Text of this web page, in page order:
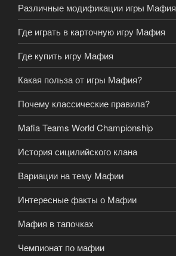
Различные модификации игры Мафия
Где играть в карточную игру Мафия
Где купить игру Мафия
Какая польза от игры Мафия?
Почему классические правила?
Mafia Teams World Championship
История сицилийского клана
Вариации на тему Мафии
Интересные факты о Мафии
Мафия в тапочках
Чемпионат по мафии